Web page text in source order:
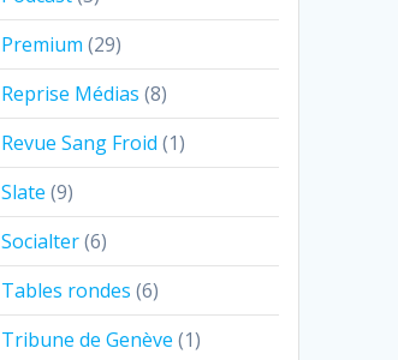
Premium (29)
Reprise Médias (8)
Revue Sang Froid (1)
Slate (9)
Socialter(6)
Tables rondes (6)
Tribune de Genève (1)